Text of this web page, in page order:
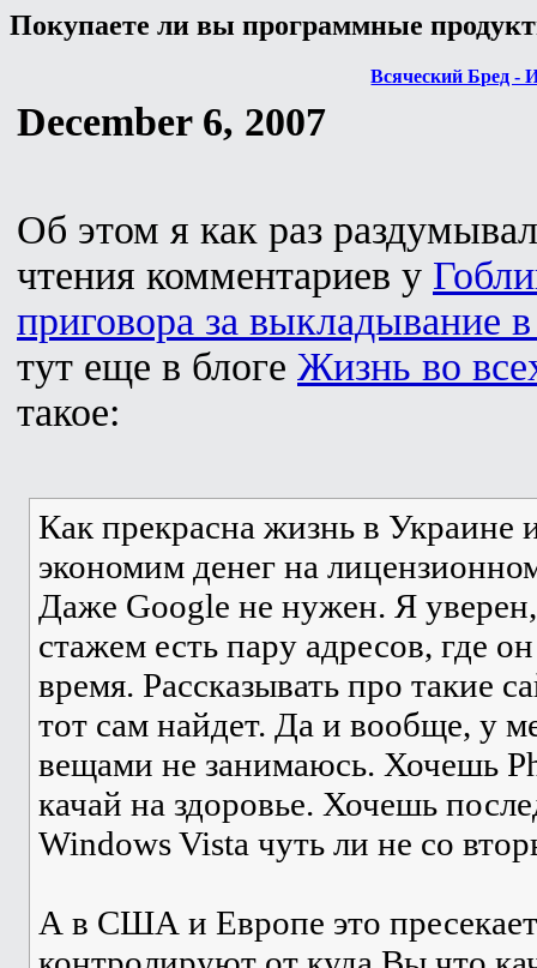
Покупаете ли вы программные
Всяческий Бред -
December 6, 2007
Об этом я как раз
чтения комментариев у
приговора за выкладывание
тут еще в блоге Жизнь во
такое:
Как прекрасна жизнь в Украине
экономим денег на
Даже Google не нужен. Я
стажем есть пару адресов, где
время. Рассказывать про такие
тот сам найдет. Да и вообще, у
вещами не занимаюсь. Хочешь
качай на здоровье. Хочешь
Windows Vista чуть ли не со
А в США и Европе это